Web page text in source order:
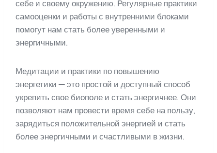
себе и своему окружению. Регулярные практики
самооценки и работы с внутренними блоками
помогут нам стать более уверенными и
энергичными.
Медитации и практики по повышению
энергетики — это простой и доступный способ
укрепить свое биополе и стать энергичнее. Они
позволяют нам провести время себе на пользу,
зарядиться положительной энергией и стать
более энергичными и счастливыми в жизни.